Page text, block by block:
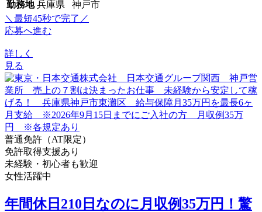
勤務地 兵庫県 神戸市
＼最短45秒で完了／
応募へ進む
詳しく
見る
普通免許（AT限定）
免許取得支援あり
未経験・初心者も歓迎
女性活躍中
年間休日210日なのに月収例35万円！驚